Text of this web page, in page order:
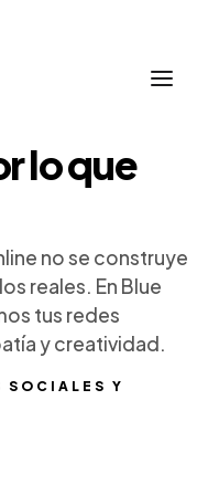
SOCIALES Y
lo que
no se construye
reales. En Blue
tus redes
y creatividad.